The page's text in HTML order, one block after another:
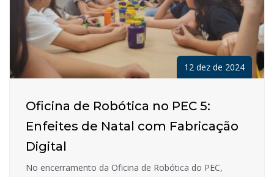
12 dez de 2024
Oficina de Robótica no PEC 5:
Enfeites de Natal com Fabricação
Digital
No encerramento da Oficina de Robótica do PEC,